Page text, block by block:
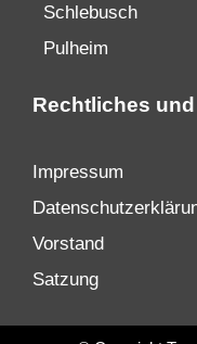
Schlebusch
Pulheim
Rechtliches
Impressum
Vorstand
Satzung